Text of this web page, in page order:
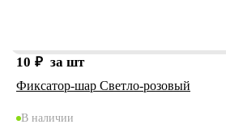
10 ₽ за шт
Фиксатор-шар Светло-розовый
В наличии